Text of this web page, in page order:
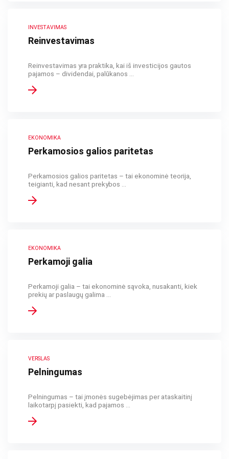
INVESTAVIMAS
Reinvestavimas
Reinvestavimas yra praktika, kai iš investicijos gautos
pajamos – dividendai, palūkanos ...
EKONOMIKA
Perkamosios galios paritetas
Perkamosios galios paritetas – tai ekonominė teorija,
teigianti, kad nesant prekybos ...
EKONOMIKA
Perkamoji galia
Perkamoji galia – tai ekonominė sąvoka, nusakanti, kiek
prekių ar paslaugų galima ...
VERSLAS
Pelningumas
Pelningumas – tai įmonės sugebėjimas per ataskaitinį
laikotarpį pasiekti, kad pajamos ...